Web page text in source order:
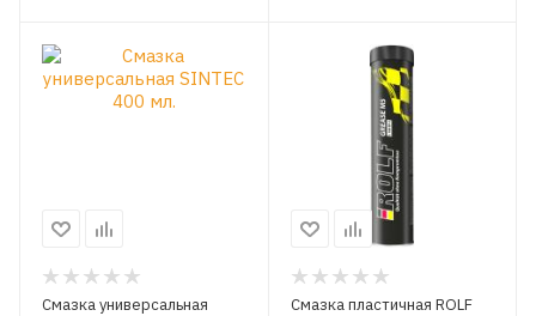
Смазка универсальная
Смазка пластичная ROLF